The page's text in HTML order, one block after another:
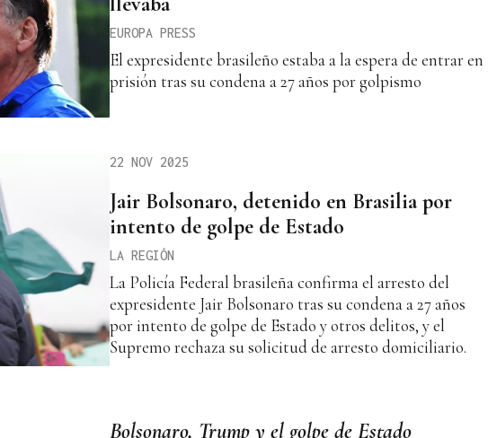
EUROPA PRESS
El expresidente brasileño estaba a la espera de entrar en
prisión tras su condena a 27 años por golpismo
22 NOV 2025
Jair Bolsonaro, detenido en Brasilia por
intento de golpe de Estado
LA REGIÓN
La Policía Federal brasileña confirma el arresto del
expresidente Jair Bolsonaro tras su condena a 27 años
por intento de golpe de Estado y otros delitos, y el
Supremo rechaza su solicitud de arresto domiciliario.
Bolsonaro, Trump y el golpe de Estado